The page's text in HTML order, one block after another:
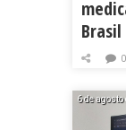
Brasil
0
6 de agosto